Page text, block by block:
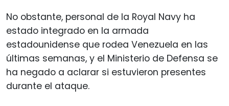
No obstante, personal de la Royal Navy ha
estado integrado en la armada
estadounidense que rodea Venezuela en las
últimas semanas, y el Ministerio de Defensa se
ha negado a aclarar si estuvieron presentes
durante el ataque.